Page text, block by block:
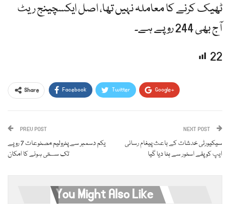
ٹھیک کرنے کا معاملہ نہیں تھا، اصل ایکسچینج ریٹ
آج بھی 244 روپے ہے۔
22
Share Facebook Twitter Google+
Email
PREV POST
یکم دسمبر سے پٹرولیم مصنوعات 7 روپے
تک سستی ہونے کا امکان
NEXT POST
سیکیورٹی خدشات کے باعث پیغام رسانی
ایپ کو پلے اسٹور سے ہٹا دیا گیا
You Might Also Like